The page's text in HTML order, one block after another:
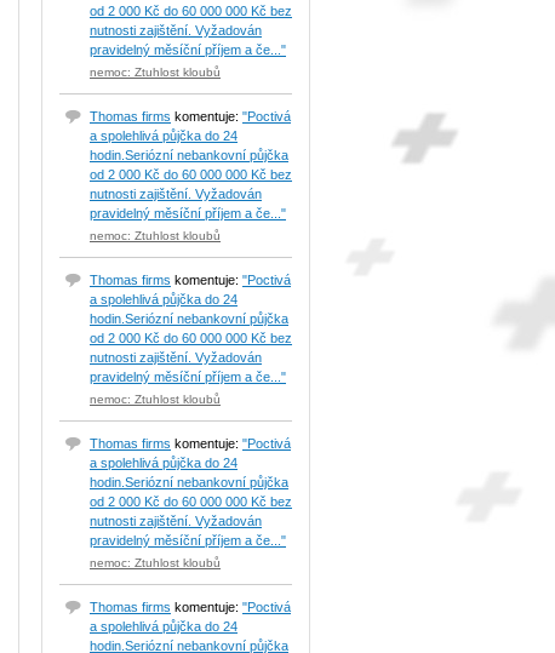
od 2 000 Kč do 60 000 000 Kč bez
nutnosti zajištění. Vyžadován
pravidelný měsíční příjem a če..."
nemoc: Ztuhlost kloubů
Thomas firms komentuje: "Poctivá
a spolehlivá půjčka do 24
hodin.Seriózní nebankovní půjčka
od 2 000 Kč do 60 000 000 Kč bez
nutnosti zajištění. Vyžadován
pravidelný měsíční příjem a če..."
nemoc: Ztuhlost kloubů
Thomas firms komentuje: "Poctivá
a spolehlivá půjčka do 24
hodin.Seriózní nebankovní půjčka
od 2 000 Kč do 60 000 000 Kč bez
nutnosti zajištění. Vyžadován
pravidelný měsíční příjem a če..."
nemoc: Ztuhlost kloubů
Thomas firms komentuje: "Poctivá
a spolehlivá půjčka do 24
hodin.Seriózní nebankovní půjčka
od 2 000 Kč do 60 000 000 Kč bez
nutnosti zajištění. Vyžadován
pravidelný měsíční příjem a če..."
nemoc: Ztuhlost kloubů
Thomas firms komentuje: "Poctivá
a spolehlivá půjčka do 24
hodin.Seriózní nebankovní půjčka